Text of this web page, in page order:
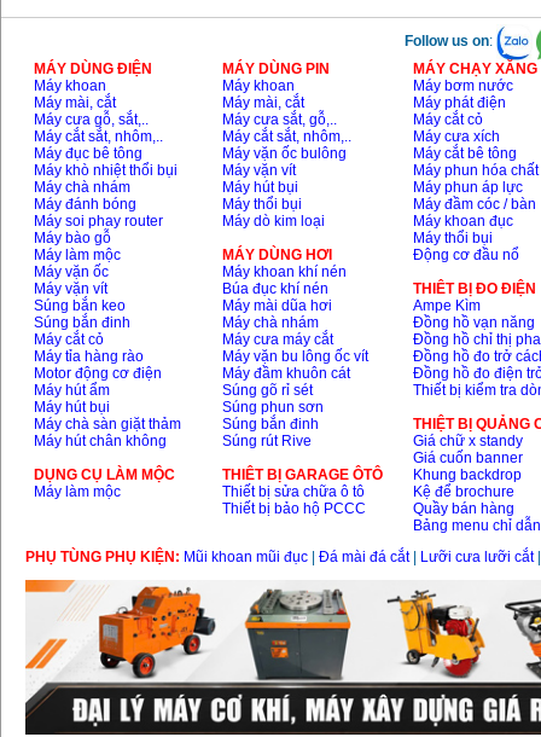
Follow us on:
MÁY DÙNG ĐIỆN
Máy khoan
Máy mài, cắt
Máy cưa gỗ, sắt,..
Máy cắt sắt, nhôm,..
Máy đục bê tông
Máy khò nhiệt thổi bụi
Máy chà nhám
Máy đánh bóng
Máy soi phay router
Máy bào gỗ
Máy làm mộc
Máy vặn ốc
Máy vặn vít
Súng bắn keo
Súng bắn đinh
Máy cắt cỏ
Máy tỉa hàng rào
Motor động cơ điện
Máy hút ẩm
Máy hút bụi
Máy chà sàn giặt thảm
Máy hút chân không
DỤNG CỤ LÀM MỘC
Máy làm mộc
MÁY DÙNG PIN
Máy khoan
Máy mài, cắt
Máy cưa sắt, gỗ,..
Máy cắt sắt, nhôm,..
Máy vặn ốc bulông
Máy vặn vít
Máy hút bụi
Máy thổi bụi
Máy dò kim loại
MÁY DÙNG HƠI
Máy khoan khí nén
Búa đục khí nén
Máy mài dũa hơi
Máy chà nhám
Máy cưa máy cắt
Máy vặn bu lông ốc vít
Máy đầm khuôn cát
Súng gõ rỉ sét
Súng phun sơn
Súng bắn đinh
Súng rút Rive
THIÊT BỊ GARAGE ÔTÔ
Thiết bị sửa chữa ô tô
Thiết bị bảo hộ PCCC
MÁY CHẠY
Máy bơm nước
Máy phát điện
Máy cắt cỏ
Máy cưa xích
Máy cắt bê tông
Máy phun hóa chất
Máy phun áp lực
Máy đầm cóc / bàn
Máy khoan đục
Máy thổi bụi
Động cơ đầu nổ
THIÊT BỊ ĐO ĐIỆN
Ampe Kìm
Đồng hồ vạn năng
Đồng hồ chỉ thị pha
Đồng hồ đo trở
Đồng hồ đo điện
Thiết bị kiểm tra
THIỆT BỊ QUẢNG
Giá chữ x standy
Giá cuốn banner
Khung backdrop
Kệ để brochure
Quầy bán hàng
Bảng menu chỉ dẫn
PHỤ TÙNG PHỤ KIỆN: Mũi khoan mũi đục Đá mài đá cắt| Lưỡi cưa lưỡi cắt